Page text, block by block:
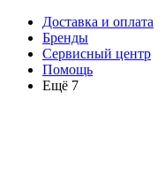
Доставка и оплата
Бренды
Сервисный центр
Помощь
Ещё 7